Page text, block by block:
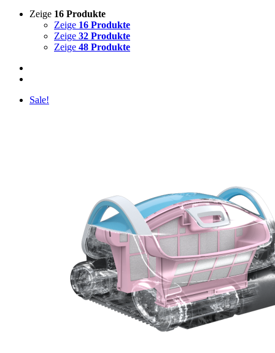
Zeige 16 Produkte
Zeige 16 Produkte
Zeige 32 Produkte
Zeige 48 Produkte
Sale!